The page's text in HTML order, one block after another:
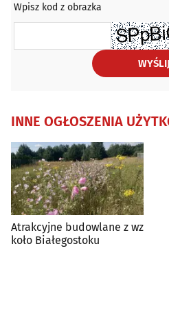
Wpisz kod z obrazka
WYŚLIJ
INNE OGŁOSZENIA
Atrakcyjne budowlane z wz
koło Białegostoku